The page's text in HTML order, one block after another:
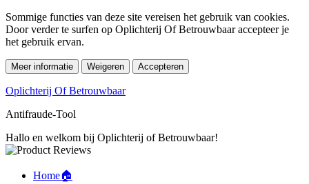
Sommige functies van deze site vereisen het gebruik van cookies.
Door verder te surfen op Oplichterij Of Betrouwbaar accepteer je
het gebruik ervan.
Meer informatie Weigeren Accepteren
Oplichterij Of Betrouwbaar
Antifraude-Tool
Hallo en welkom bij Oplichterij of Betrouwbaar!
Home🏠︎